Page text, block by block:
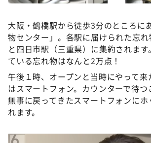
大阪・鶴橋駅から徒歩3分のところに
物センター」。各駅に届けられた忘
と四日市駅（三重県）に集約されま
ている忘れ物はなんと2万点！
午後１時、オープンと当時にやって
はスマートフォン。カウンターで待つ
無事に戻ってきたスマートフォンに
れます。